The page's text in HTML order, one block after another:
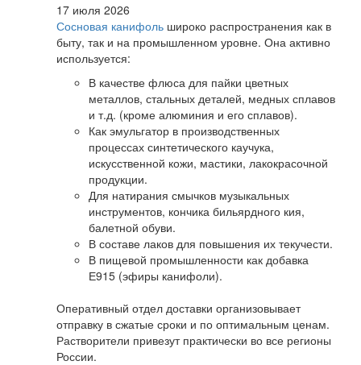
17 июля 2026
Сосновая канифоль широко распространения как в
быту, так и на промышленном уровне. Она активно
используется:
В качестве флюса для пайки цветных
металлов, стальных деталей, медных сплавов
и т.д. (кроме алюминия и его сплавов).
Как эмульгатор в производственных
процессах синтетического каучука,
искусственной кожи, мастики, лакокрасочной
продукции.
Для натирания смычков музыкальных
инструментов, кончика бильярдного кия,
балетной обуви.
В составе лаков для повышения их текучести.
В пищевой промышленности как добавка
Е915 (эфиры канифоли).
Оперативный отдел доставки организовывает
отправку в сжатые сроки и по оптимальным ценам.
Растворители привезут практически во все регионы
России.